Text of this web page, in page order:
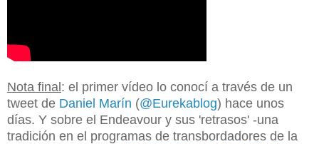
Nota final: el primer vídeo lo conocí a través de un
tweet de Daniel Marín (@Eurekablog) hace unos
días. Y sobre el Endeavour y sus 'retrasos' -una
tradición en el programas de transbordadores de la